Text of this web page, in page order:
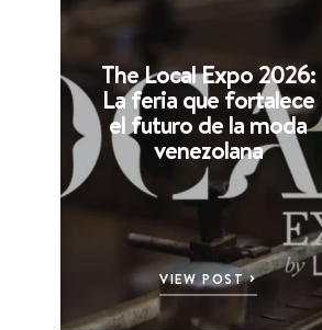
The Local Expo 2026:
La feria que fortalece
el futuro de la moda
venezolana
VIEW POST